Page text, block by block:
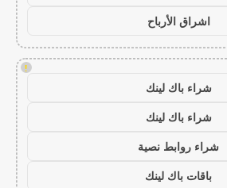
اشراق الأرباح
!
شراء باك لينك
شراء باك لينك
شراء روابط نصية
باقات باك لينك